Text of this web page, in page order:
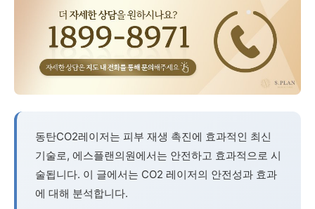
동탄CO2레이저는 피부 재생 촉진에 효과적인 최신
기술로, 에스플랜의원에서는 안전하고 효과적으로 시
술됩니다. 이 글에서는 CO2 레이저의 안전성과 효과
에 대해 분석합니다.